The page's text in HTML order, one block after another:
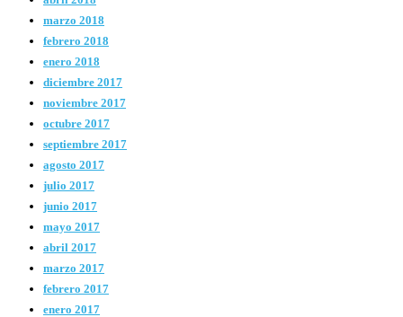
marzo 2018
febrero 2018
enero 2018
diciembre 2017
noviembre 2017
octubre 2017
septiembre 2017
agosto 2017
julio 2017
junio 2017
mayo 2017
abril 2017
marzo 2017
febrero 2017
enero 2017